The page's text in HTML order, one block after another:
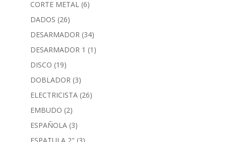
CORTE METAL (6)
DADOS (26)
DESARMADOR (34)
DESARMADOR 1 (1)
DISCO (19)
DOBLADOR (3)
ELECTRICISTA (26)
EMBUDO (2)
ESPAÑOLA (3)
ESPATULA 2" (3)